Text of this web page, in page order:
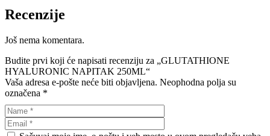
Recenzije
Još nema komentara.
Budite prvi koji će napisati recenziju za „GLUTATHIONE
HYALURONIC NAPITAK 250ML“
Vaša adresa e-pošte neće biti objavljena. Neophodna polja su
označena *